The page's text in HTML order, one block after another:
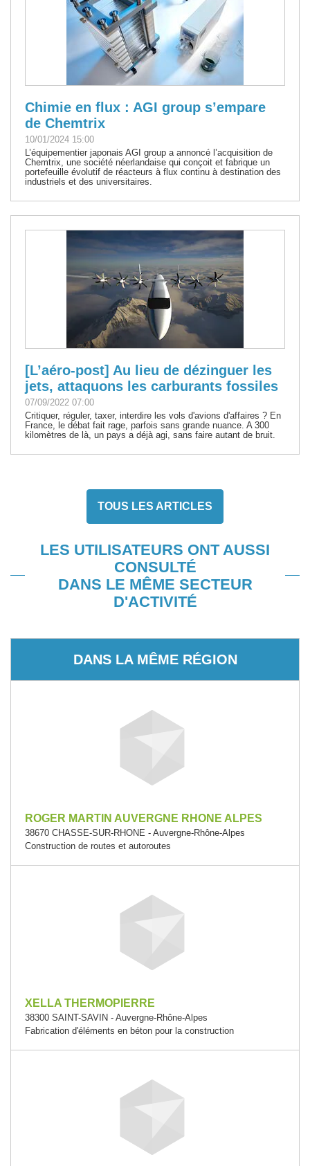
Chimie en flux : AGI group s’empare
de Chemtrix
10/01/2024 15:00
L’équipementier japonais AGI group a annoncé l’acquisition de
Chemtrix, une société néerlandaise qui conçoit et fabrique un
portefeuille évolutif de réacteurs à flux continu à destination des
industriels et des universitaires.
[L’aéro-post] Au lieu de dézinguer les
jets, attaquons les carburants fossiles
07/09/2022 07:00
Critiquer, réguler, taxer, interdire les vols d'avions d'affaires ? En
France, le débat fait rage, parfois sans grande nuance. A 300
kilomètres de là, un pays a déjà agi, sans faire autant de bruit.
TOUS LES ARTICLES
LES UTILISATEURS ONT AUSSI
CONSULTÉ
DANS LE MÊME SECTEUR
D'ACTIVITÉ
DANS LA MÊME RÉGION
ROGER MARTIN AUVERGNE RHONE ALPES
38670 CHASSE-SUR-RHONE - Auvergne-Rhône-Alpes
Construction de routes et autoroutes
XELLA THERMOPIERRE
38300 SAINT-SAVIN - Auvergne-Rhône-Alpes
Fabrication d'éléments en béton pour la construction